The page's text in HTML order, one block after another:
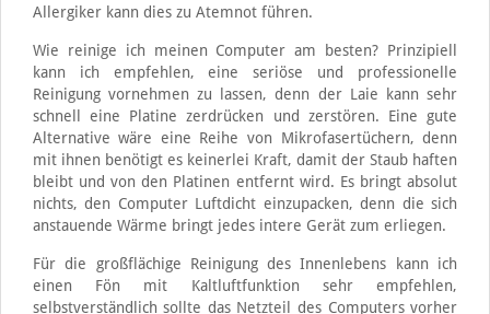
Allergiker kann dies zu Atemnot führen.
Wie reinige ich meinen Computer am besten? Prinzipiell
kann ich empfehlen, eine seriöse und professionelle
Reinigung vornehmen zu lassen, denn der Laie kann sehr
schnell eine Platine zerdrücken und zerstören. Eine gute
Alternative wäre eine Reihe von Mikrofasertüchern, denn
mit ihnen benötigt es keinerlei Kraft, damit der Staub haften
bleibt und von den Platinen entfernt wird. Es bringt absolut
nichts, den Computer Luftdicht einzupacken, denn die sich
anstauende Wärme bringt jedes intere Gerät zum erliegen.
Für die großflächige Reinigung des Innenlebens kann ich
einen Fön mit Kaltluftfunktion sehr empfehlen,
selbstverständlich sollte das Netzteil des Computers vorher